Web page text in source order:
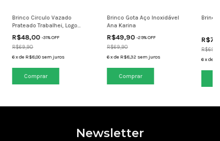
Brinco Circulo Vazado
Prateado Trabalhei, Logo
Mereço
R$48,00-31% OFF
R$69,90
6xdeR$8,00sem juros
Brinco Gota Aço Inoxidável
Ana Karina
R$49,90-29% OFF
R$69,90
6xdeR$8,32 sem juros
Brinco
6xde
Newsletter